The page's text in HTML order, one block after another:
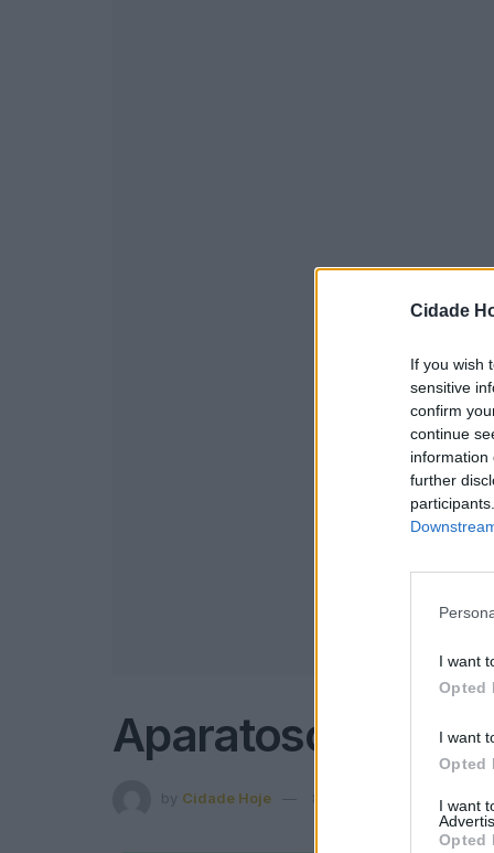
Cidade
If you wish
sensitive
confirm
continue
information
further
I want
Opted
I want
Opted
I want
Opted
Aparatoso
by Cidade Hoje 8 de Fevereiro, 2020 in